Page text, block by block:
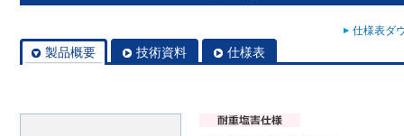
仕様表ダ
製品概要 技術資料 仕様表